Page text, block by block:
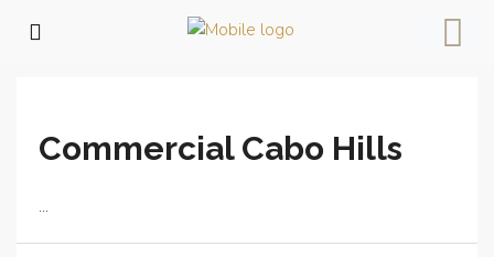
Accueil
Commercial Cabo Hills
...